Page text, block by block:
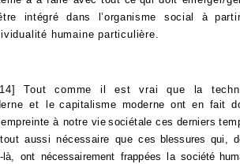
intégré dans l’organisme social à
humaine particulière.
14] Tout comme il est vrai que la
et le capitalisme moderne ont en fait
à notre vie sociétale ces derniers
aussi nécessaire que ces blessures qui,
là, ont nécessairement frappées la société